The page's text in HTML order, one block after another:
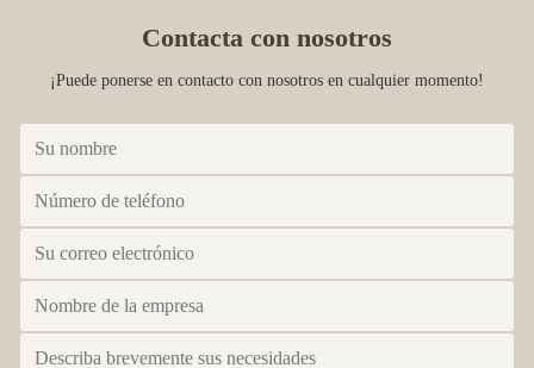
Contacta con nosotros
¡Puede ponerse en contacto con nosotros en cualquier momento!